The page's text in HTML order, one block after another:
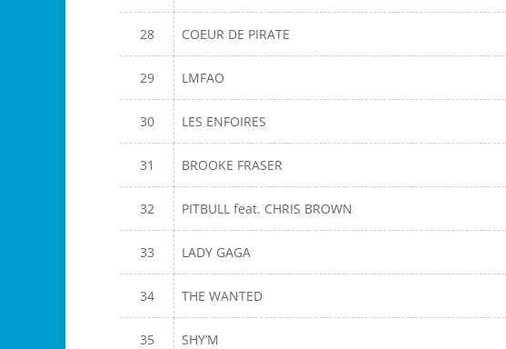
28 COEUR DE PIRATE
29 LMFAO
30 LES ENFOIRES
31 BROOKE FRASER
32 PITBULL feat. CHRIS BROWN
33 LADY GAGA
34 THE WANTED
35 SHY’M